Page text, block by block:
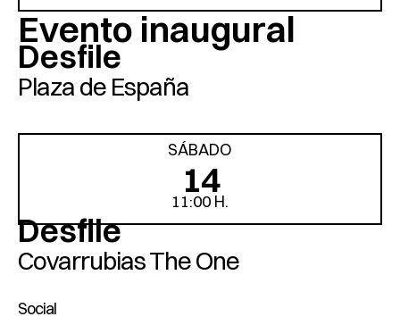
Social
Evento inaugural
Desfile
Plaza de España
SÁBADO
14
11:00 H.
Desfile
Covarrubias The One